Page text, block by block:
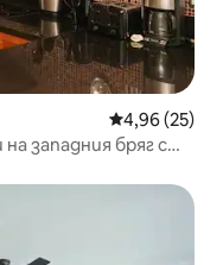
Средна
4,96 (25)
западния бряг с